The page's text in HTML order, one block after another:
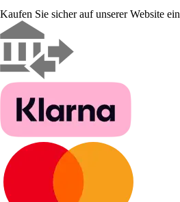
Kaufen Sie sicher auf unserer Website ein